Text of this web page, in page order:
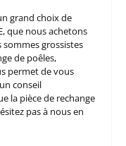
grand choix de
que nous achetons
grossistes
de poêles,
permet de vous
conseil
la pièce de rechange
pas à nous en